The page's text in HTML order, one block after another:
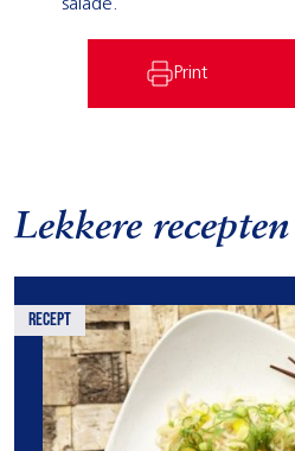
salade.
Print
Lekkere recepten
recept